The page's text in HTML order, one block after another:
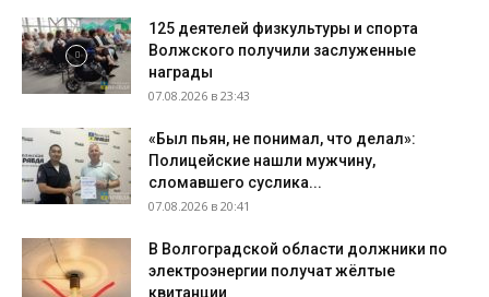
125 деятелей физкультуры и спорта
Волжского получили заслуженные
награды
07.08.2026 в 23:43
«Был пьян, не понимал, что делал»:
Полицейские нашли мужчину,
сломавшего суслика...
07.08.2026 в 20:41
В Волгоградской области должники по
электроэнергии получат жёлтые
квитанции